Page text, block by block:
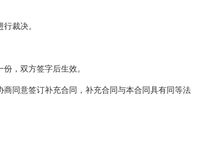
裁决。
，双方签字后生效。
同意签订补充合同，补充合同与本合同具有同等法